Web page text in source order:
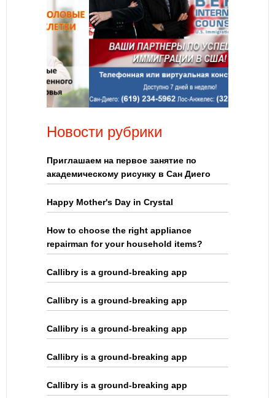
Новости рубрики
Приглашаем на первое занятие по
академическому рисунку в Сан Диего
Happy Mother's Day in Crystal
How to choose the right appliance
repairman for your household items?
Callibry is a ground-breaking app
Callibry is a ground-breaking app
Callibry is a ground-breaking app
Callibry is a ground-breaking app
Callibry is a ground-breaking app